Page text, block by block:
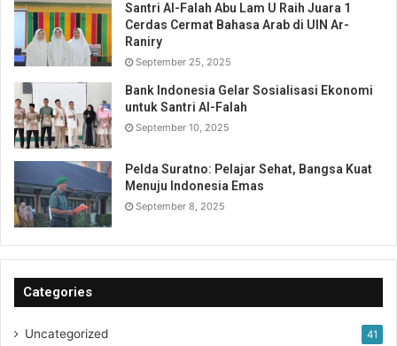
Santri Al-Falah Abu Lam U Raih Juara 1
Cerdas Cermat Bahasa Arab di UIN Ar-
Raniry
September 25, 2025
Bank Indonesia Gelar Sosialisasi Ekonomi
untuk Santri Al-Falah
September 10, 2025
Pelda Suratno: Pelajar Sehat, Bangsa Kuat
Menuju Indonesia Emas
September 8, 2025
Categories
Uncategorized 41